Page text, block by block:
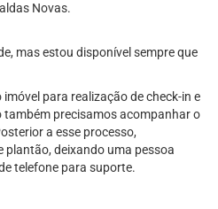
Novas.
mas estou disponível sempre que
para realização de check-in e
também precisamos acompanhar o
a esse processo,
deixando uma pessoa
telefone para suporte.